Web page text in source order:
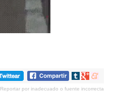
Compartir
tumblr
Compartir
Google+
Compartir
meneame
Reportar por inadecuado o fuente incorrecta